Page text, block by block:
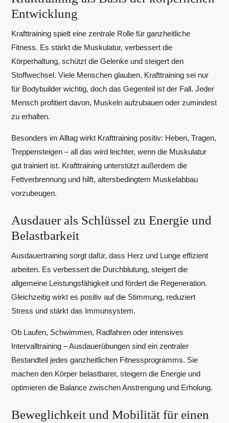
Entwicklung
Krafttraining spielt eine zentrale Rolle für ganzheitliche
Fitness. Es stärkt die Muskulatur, verbessert die
Körperhaltung, schützt die Gelenke und steigert den
Stoffwechsel. Viele Menschen glauben, Krafttraining sei nur
für Bodybuilder wichtig, doch das Gegenteil ist der Fall. Jeder
Mensch profitiert davon, Muskeln aufzubauen oder zumindest
zu erhalten.
Besonders im Alltag wirkt Krafttraining positiv: Heben, Tragen,
Treppensteigen – all das wird leichter, wenn die Muskulatur
gut trainiert ist. Krafttraining unterstützt außerdem die
Fettverbrennung und hilft, altersbedingtem Muskelabbau
vorzubeugen.
Ausdauer als Schlüssel zu Energie und
Belastbarkeit
Ausdauertraining sorgt dafür, dass Herz und Lunge effizient
arbeiten. Es verbessert die Durchblutung, steigert die
allgemeine Leistungsfähigkeit und fördert die Regeneration.
Gleichzeitig wirkt es positiv auf die Stimmung, reduziert
Stress und stärkt das Immunsystem.
Ob Laufen, Schwimmen, Radfahren oder intensives
Intervalltraining – Ausdauerübungen sind ein zentraler
Bestandteil jedes ganzheitlichen Fitnessprogramms. Sie
machen den Körper belastbarer, steigern die Energie und
optimieren die Balance zwischen Anstrengung und Erholung.
Beweglichkeit und Mobilität für einen